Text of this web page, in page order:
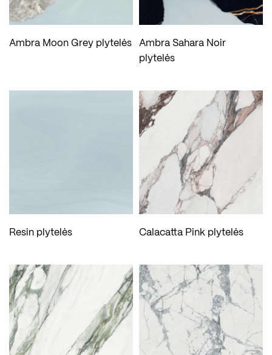
Ambra Moon Grey plytelės
Ambra Sahara Noir
plytelės
Resin plytelės Calacatta Pink plytelės